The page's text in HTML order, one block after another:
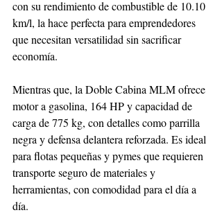
con su rendimiento de combustible de 10.10
km/l, la hace perfecta para emprendedores
que necesitan versatilidad sin sacrificar
economía.
Mientras que, la Doble Cabina MLM ofrece
motor a gasolina, 164 HP y capacidad de
carga de 775 kg, con detalles como parrilla
negra y defensa delantera reforzada. Es ideal
para flotas pequeñas y pymes que requieren
transporte seguro de materiales y
herramientas, con comodidad para el día a
día.